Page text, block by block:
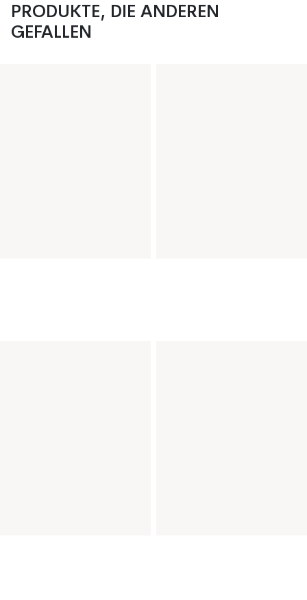
PRODUKTE, DIE ANDEREN
GEFALLEN